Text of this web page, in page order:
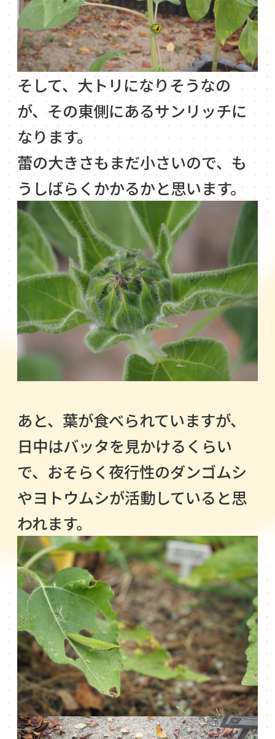
そして、大トリになりそうなの
が、その東側にあるサンリッチに
なります。
蕾の大きさもまだ小さいので、も
うしばらくかかるかと思います。
あと、葉が食べられていますが、
日中はバッタを見かけるくらい
で、おそらく夜行性のダンゴムシ
やヨトウムシが活動していると思
われます。